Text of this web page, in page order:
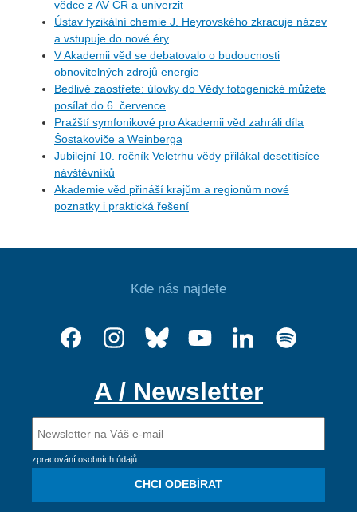
vědce z AV ČR a univerzit
Ústav fyzikální chemie J. Heyrovského zkracuje název
a vstupuje do nové éry
V Akademii věd se debatovalo o budoucnosti
obnovitelných zdrojů energie
Bedlivě zaostřete: úlovky do Vědy fotogenické můžete
posílat do 6. července
Pražští symfonikové pro Akademii věd zahráli díla
Šostakoviče a Weinberga
Jubilejní 10. ročník Veletrhu vědy přilákal desetitisíce
návštěvníků
Akademie věd přináší krajům a regionům nové
poznatky i praktická řešení
Kde nás najdete
A / Newsletter
zpracování osobních údajů
CHCI ODEBÍRAT